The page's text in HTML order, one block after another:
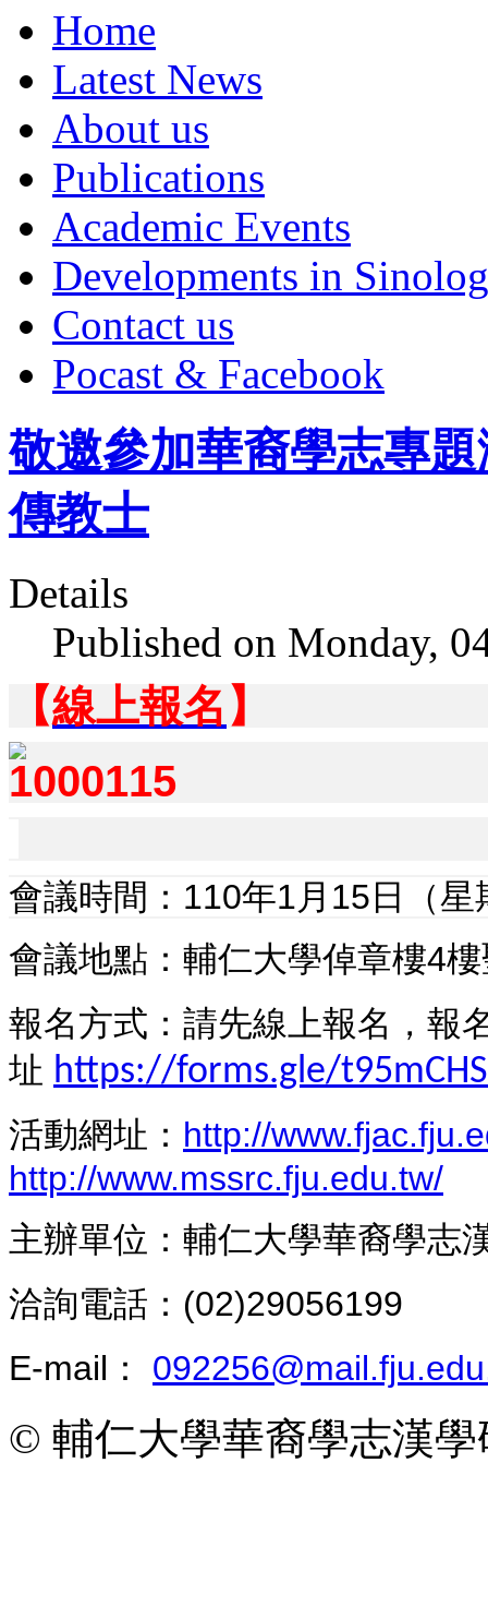
Home
Latest News
About us
Publications
Academic Events
Developments in
Contact us
Pocast & Facebook
敬邀參加華裔學志專
傳教士
Details
Published on Monday,
【線上報名 】
會議時間：110年1月15日（
會議地點：輔仁大學倬章樓4
報名方式：請先線上報名，報
址 https://forms.gle/
活動網址： http://
http://www.mssrc.fju.edu.tw/
主辦單位：輔仁大學華裔學志
洽詢電話：(02)29056199
E-mail：
© 輔仁大學華裔學志漢學